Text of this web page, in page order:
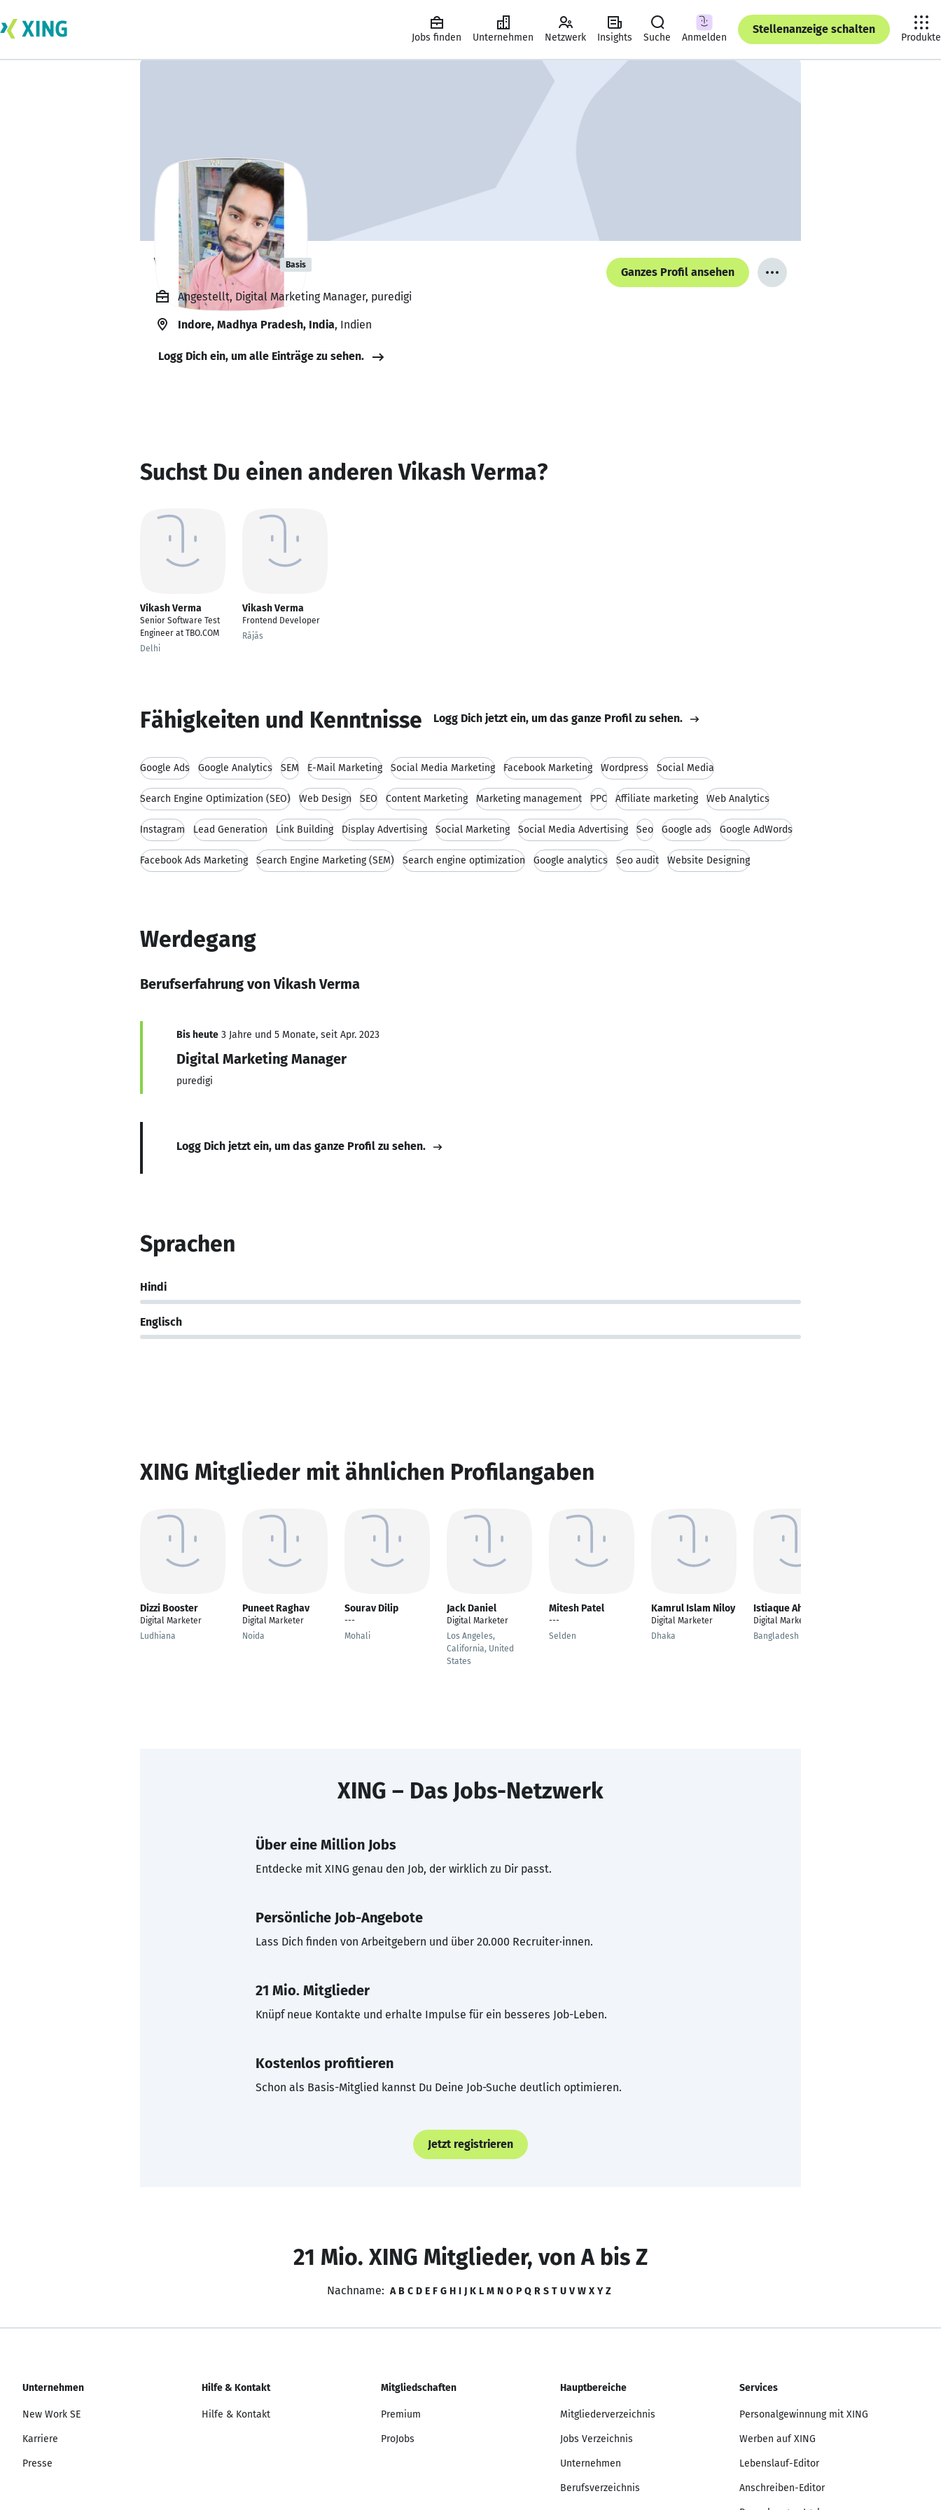
Jobs finden Unternehmen Netzwerk Insights Suche Anmelden
Stellenanzeige schalten
Produkte
Vikash Verma Basis
Ganzes Profil ansehen
Angestellt, Digital Marketing Manager, puredigi
Indore, Madhya Pradesh, India, Indien
Logg Dich ein, um alle Einträge zu sehen.
Suchst Du einen anderen Vikash Verma?
Vikash Verma
Senior Software Test
Engineer at TBO.COM
Delhi
Vikash Verma
Frontend Developer
Rājās
Fähigkeiten und Kenntnisse Logg Dich jetzt ein, um das ganze Profil zu sehen.
Google Ads Google Analytics SEM E-Mail Marketing Social Media Marketing Facebook Marketing Wordpress Social Media
Search Engine Optimization (SEO) Web Design SEO Content Marketing Marketing management PPC Affiliate marketing Web Analytics
Instagram Lead Generation Link Building Display Advertising Social Marketing Social Media Advertising Seo Google ads Google AdWords
Facebook Ads Marketing Search Engine Marketing (SEM) Search engine optimization Google analytics Seo audit Website Designing
Werdegang
Berufserfahrung von Vikash Verma
Bis heute 3 Jahre und 5 Monate, seit Apr. 2023
Digital Marketing Manager
puredigi
Logg Dich jetzt ein, um das ganze Profil zu sehen.
Sprachen
Hindi
Englisch
XING Mitglieder mit ähnlichen Profilangaben
Dizzi Booster
Digital Marketer
Ludhiana
Puneet Raghav
Digital Marketer
Noida
Sourav Dilip
---
Mohali
Jack Daniel
Digital Marketer
Los Angeles,
California, United
States
Mitesh Patel
---
Selden
Kamrul Islam Niloy
Digital Marketer
Dhaka
Istiaque Ahmad
Digital Marketer
Bangladesh
XING – Das Jobs-Netzwerk
Über eine Million Jobs
Entdecke mit XING genau den Job, der wirklich zu Dir passt.
Persönliche Job-Angebote
Lass Dich finden von Arbeitgebern und über 20.000 Recruiter·innen.
21 Mio. Mitglieder
Knüpf neue Kontakte und erhalte Impulse für ein besseres Job-Leben.
Kostenlos profitieren
Schon als Basis-Mitglied kannst Du Deine Job-Suche deutlich optimieren.
Jetzt registrieren
21 Mio. XING Mitglieder, von A bis Z
Nachname: A B C D E F G H I J K L M N O P Q R S T U V W X Y Z
Unternehmen
New Work SE
Karriere
Presse
Hilfe & Kontakt
Hilfe & Kontakt
Mitgliedschaften
Premium
ProJobs
Hauptbereiche
Mitgliederverzeichnis
Jobs Verzeichnis
Unternehmen
Berufsverzeichnis
Services
Personalgewinnung mit XING
Werben auf XING
Lebenslauf-Editor
Anschreiben-Editor